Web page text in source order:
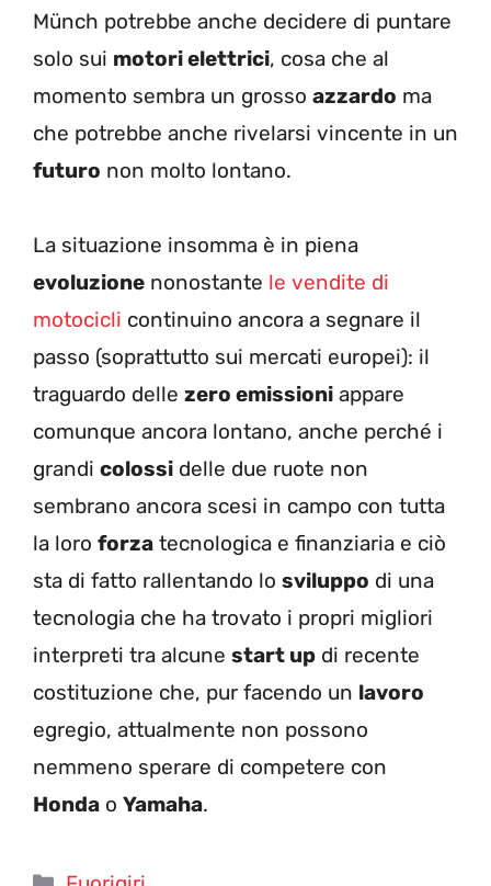
Münch potrebbe anche decidere di puntare
solo sui motori elettrici, cosa che al
momento sembra un grosso azzardo ma
che potrebbe anche rivelarsi vincente in un
futuro non molto lontano.
La situazione insomma è in piena
evoluzione nonostante le vendite di
motocicli continuino ancora a segnare il
passo (soprattutto sui mercati europei): il
traguardo delle zero emissioni appare
comunque ancora lontano, anche perché i
grandi colossi delle due ruote non
sembrano ancora scesi in campo con tutta
la loro forza tecnologica e finanziaria e ciò
sta di fatto rallentando lo sviluppo di una
tecnologia che ha trovato i propri migliori
interpreti tra alcune start up di recente
costituzione che, pur facendo un lavoro
egregio, attualmente non possono
nemmeno sperare di competere con
Honda o Yamaha.
Categorie